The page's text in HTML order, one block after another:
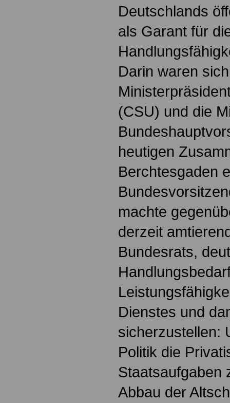
Deutschlands
als Garant für
Darin waren
(CSU) und die
heutigen
Berchtesgaden
machte
derzeit
Bundesrats,
Dienstes und
sicherzustellen:
Politik die
Staatsaufgaben
Abbau der